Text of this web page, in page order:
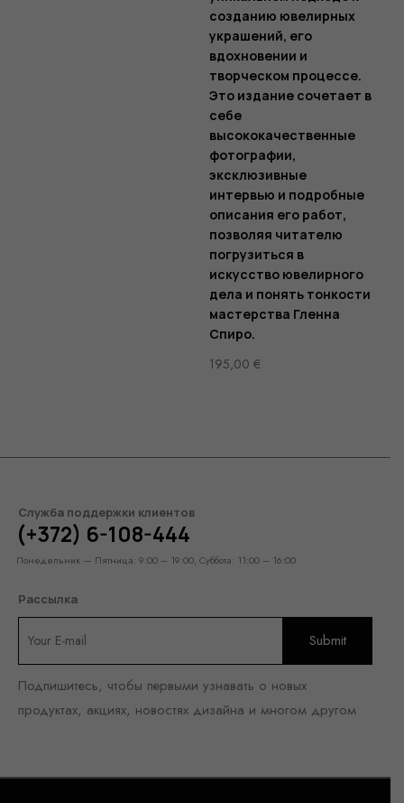
созданию ювелирных
украшений, его
вдохновении и
творческом процессе.
Это издание сочетает в
себе
высококачественные
фотографии,
эксклюзивные
интервью и подробные
описания его работ,
позволяя читателю
погрузиться в
искусство ювелирного
дела и понять тонкости
мастерства Гленна
Спиро.
195,00 €
Служба поддержки клиентов
(+372) 6-108-444
Понедельник — Пятница: 9:00 – 19:00, Суббота: 11:00 – 16:00
Рассылка
Подпишитесь, чтобы первыми узнавать о новых
продуктах, акциях, новостях дизайна и многом другом